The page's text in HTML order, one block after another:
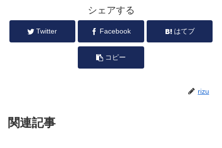
シェアする
Twitter Facebook はてブ
コピー
rizu
関連記事